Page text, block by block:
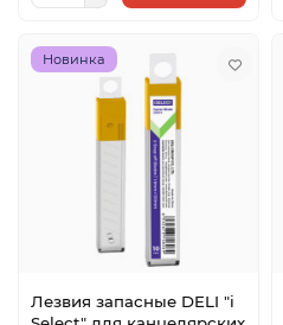
Новинка
Лезвия запасные DELI "i